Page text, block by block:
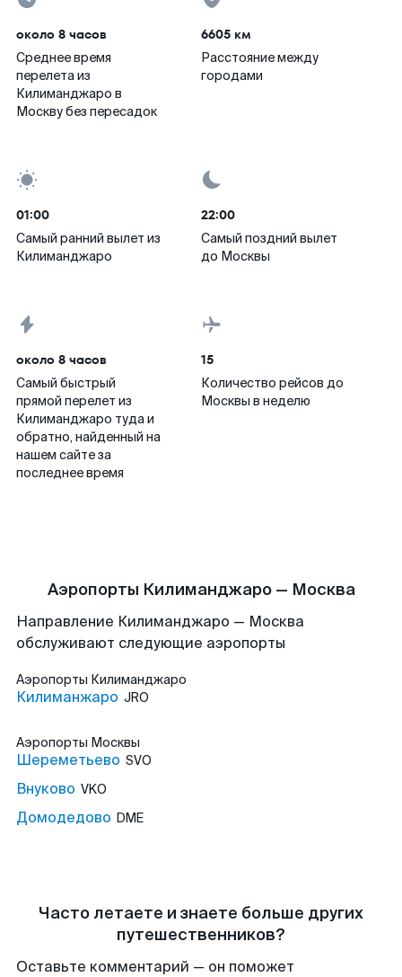
около 8 часов
Среднее время
перелета из
Килиманджаро в
Москву без пересадок
6605 км
Расстояние между
городами
01:00
Самый ранний вылет из
Килиманджаро
22:00
Самый поздний вылет
до Москвы
около 8 часов
Самый быстрый
прямой перелет из
Килиманджаро туда и
обратно, найденный на
нашем сайте за
последнее время
15
Количество рейсов до
Москвы в неделю
Аэропорты Килиманджаро — Москва
Направление Килиманджаро — Москва
обслуживают следующие аэропорты
Аэропорты Килиманджаро
Килиманжаро JRO
Аэропорты Москвы
Шереметьево SVO
Внуково VKO
Домодедово DME
Часто летаете и знаете больше других
путешественников?
Оставьте комментарий — он поможет